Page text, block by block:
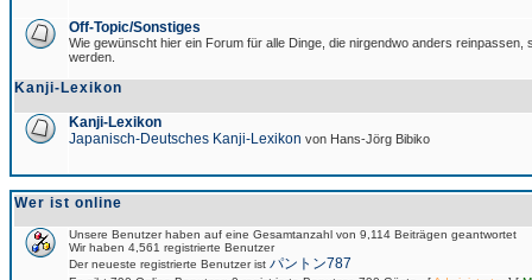
Off-Topic/Sonstiges
Wie gewünscht hier ein Forum für alle Dinge, die nirgendwo anders reinpassen,
werden.
Kanji-Lexikon
Kanji-Lexikon
Japanisch-Deutsches Kanji-Lexikon von Hans-Jörg Bibiko
Wer ist online
Unsere Benutzer haben auf eine Gesamtanzahl von 9,114 Beiträgen geantwortet
Wir haben 4,561 registrierte Benutzer
Der neueste registrierte Benutzer ist パントン787